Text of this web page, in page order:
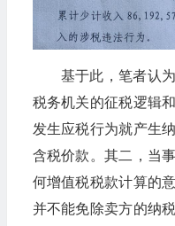
基于此，笔者认
税务机关的征税逻辑
发生应税行为就产生
含税价款。其二，当
何增值税税款计算的
并不能免除卖方的纳